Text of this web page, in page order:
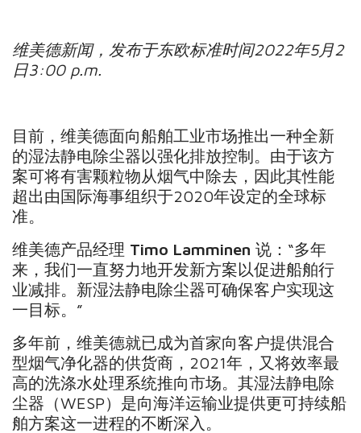
维美德新闻，发布于东欧标准时间2022年5月2
日 3:00 p.m.
目前，维美德面向船舶工业市场推出一种全新
的湿法静电除尘器以强化排放控制。由于该方
案可将有害颗粒物从烟气中除去，因此其性能
超出由国际海事组织于2020年设定的全球标
准。
维美德产品经理 Timo Lamminen说：“多年
来，我们一直努力地开发新方案以促进船舶行
业减排。新湿法静电除尘器可确保客户实现这
一目标。”
多年前，维美德就已成为首家向客户提供混合
型烟气净化器的供货商，2021年，又将效率最
高的洗涤水处理系统推向市场。其湿法静电除
尘器（WESP）是向海洋运输业提供更可持续船
舶方案这一进程的不断深入。